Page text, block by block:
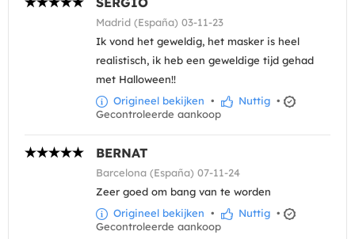
Madrid (España) 03-11-23
Ik vond het geweldig, het masker is heel
realistisch, ik heb een geweldige tijd gehad
met Halloween!!
Origineel bekijken • Nuttig •
Gecontroleerde aankoop
BERNAT
Barcelona (España) 07-11-24
Zeer goed om bang van te worden
Origineel bekijken • Nuttig •
Gecontroleerde aankoop